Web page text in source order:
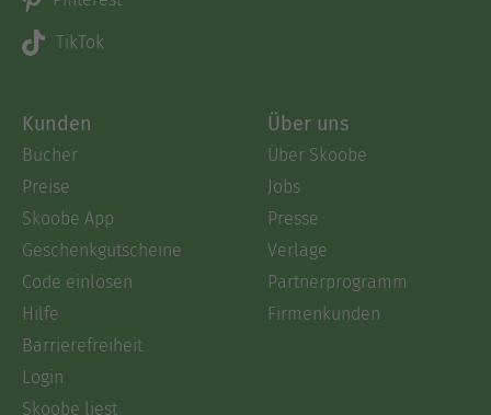
TikTok
Kunden
Bücher
Preise
Skoobe App
Geschenkgutscheine
Code einlösen
Hilfe
Barrierefreiheit
Login
Skoobe liest
Über uns
Über Skoobe
Jobs
Presse
Verlage
Partnerprogramm
Firmenkunden